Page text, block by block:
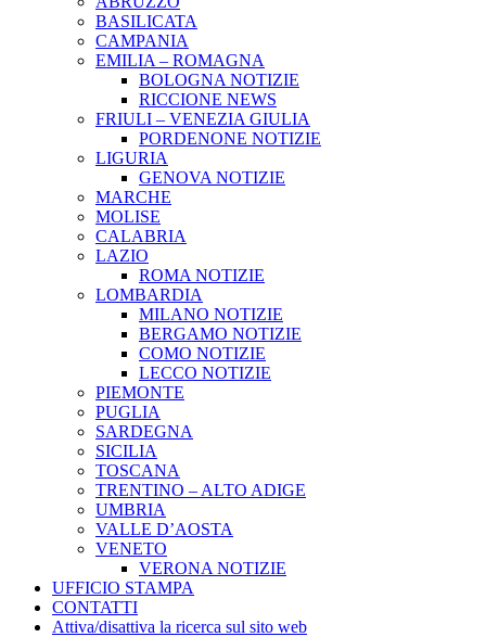
BASILICATA
CAMPANIA
EMILIA – ROMAGNA
BOLOGNA NOTIZIE
RICCIONE NEWS
FRIULI – VENEZIA GIULIA
PORDENONE NOTIZIE
LIGURIA
GENOVA NOTIZIE
MARCHE
MOLISE
CALABRIA
LAZIO
ROMA NOTIZIE
LOMBARDIA
MILANO NOTIZIE
BERGAMO NOTIZIE
COMO NOTIZIE
LECCO NOTIZIE
PIEMONTE
PUGLIA
SARDEGNA
SICILIA
TOSCANA
TRENTINO – ALTO ADIGE
UMBRIA
VALLE D’AOSTA
VENETO
VERONA NOTIZIE
UFFICIO STAMPA
CONTATTI
Attiva/disattiva la ricerca sul sito web